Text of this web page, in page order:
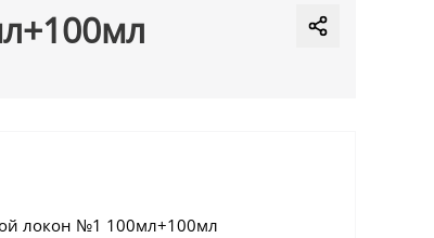
локон №1 100мл+100мл